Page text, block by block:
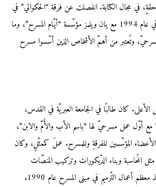
في مجال الكتابة. انفصلت عن فرقة “الحكواتي” في
عام 1990، وأسّست في عام 1994 مع يان ويلمز مؤسّسة “أيّام المسرح”، وما
وتُعتبر من أهمّ الأشخاص الذين أسّسوا مسرح
الأعلى. كان طالبًا في الجامعة العبريّة في القدس،
مع أوّل عمل مسرحيّ لها “باسم الأب والأُمّ والابن”،
المؤسّسين للفرقةِ وللمسرح. عملَ كممثّلٍ، وكان
المُحاسبة وبناء الدّيكورات وتركيب المنصّات
الخارجيّة، وشارك بتنفيذ معظم أعمال التّرميم في مبنى المسرح عام 1990،